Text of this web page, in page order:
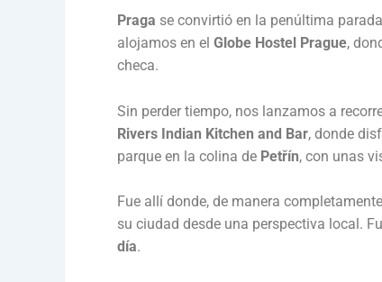
Praga se convirtió en la penúltima
alojamos en el Globe Hostel Prague,
checa.
Sin perder tiempo, nos lanzamos a
Rivers Indian Kitchen and Bar, donde
parque en la colina de Petřín, con unas
Fue allí donde, de manera
su ciudad desde una perspectiva local.
día.